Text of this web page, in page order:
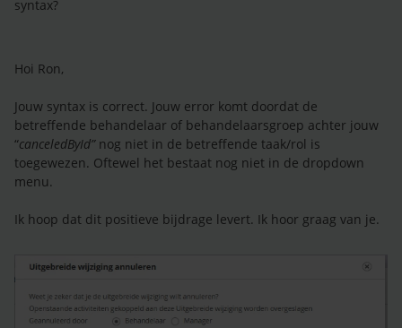
syntax?
Hoi Ron,
Jouw syntax is correct. Jouw error komt doordat de
betreffende behandelaar of behandelaarsgroep achter jouw
“canceledById” nog niet in de betreffende taak/rol is
toegewezen. Oftewel het bestaat nog niet in de dropdown
menu.
Ik hoop dat dit positieve bijdrage levert. Ik hoor graag van je.